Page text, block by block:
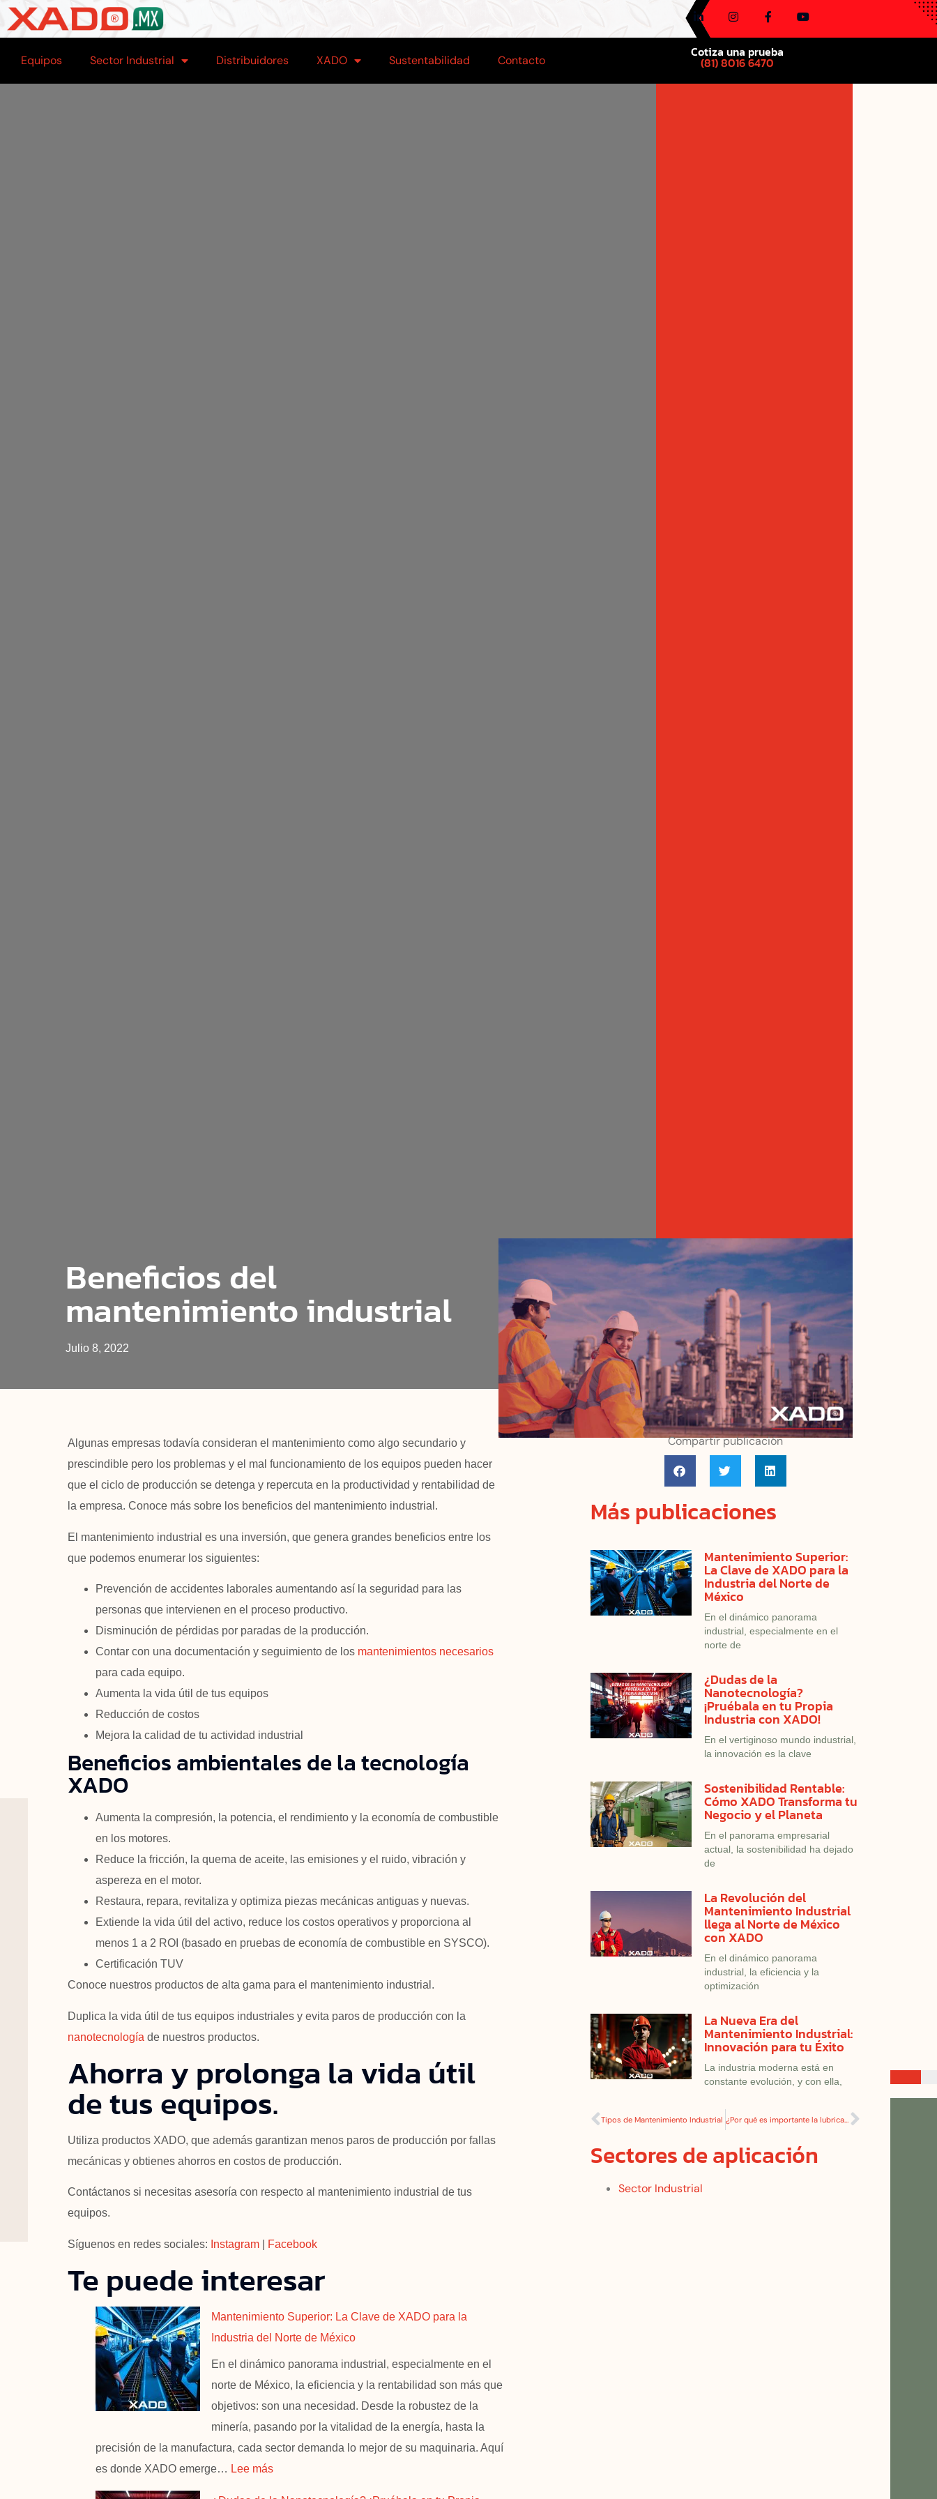
Equipos Sector Industrial Distribuidores XADO Sustentabilidad Contacto
Cotiza una prueba
(81) 8016 6470
Beneficios del
mantenimiento industrial
Julio 8, 2022
Algunas empresas todavía consideran el mantenimiento como algo secundario y
prescindible pero los problemas y el mal funcionamiento de los equipos pueden hacer
que el ciclo de producción se detenga y repercuta en la productividad y rentabilidad de
la empresa. Conoce más sobre los beneficios del mantenimiento industrial.
El mantenimiento industrial es una inversión, que genera grandes beneficios entre los
que podemos enumerar los siguientes:
Prevención de accidentes laborales aumentando así la seguridad para las
personas que intervienen en el proceso productivo.
Disminución de pérdidas por paradas de la producción.
Contar con una documentación y seguimiento de los mantenimientos necesarios
para cada equipo.
Aumenta la vida útil de tus equipos
Reducción de costos
Mejora la calidad de tu actividad industrial
Beneficios ambientales de la tecnología
XADO
Aumenta la compresión, la potencia, el rendimiento y la economía de combustible
en los motores.
Reduce la fricción, la quema de aceite, las emisiones y el ruido, vibración y
aspereza en el motor.
Restaura, repara, revitaliza y optimiza piezas mecánicas antiguas y nuevas.
Extiende la vida útil del activo, reduce los costos operativos y proporciona al
menos 1 a 2 ROI (basado en pruebas de economía de combustible en SYSCO).
Certificación TUV
Conoce nuestros productos de alta gama para el mantenimiento industrial.
Duplica la vida útil de tus equipos industriales y evita paros de producción con la
nanotecnología de nuestros productos.
Ahorra y prolonga la vida útil
de tus equipos.
Utiliza productos XADO, que además garantizan menos paros de producción por fallas
mecánicas y obtienes ahorros en costos de producción.
Contáctanos si necesitas asesoría con respecto al mantenimiento industrial de tus
equipos.
Síguenos en redes sociales: Instagram| Facebook
Te puede interesar
Mantenimiento Superior: La Clave de XADO para la
Industria del Norte de México
En el dinámico panorama industrial, especialmente en el
norte de México, la eficiencia y la rentabilidad son más que
objetivos: son una necesidad. Desde la robustez de la
minería, pasando por la vitalidad de la energía, hasta la
precisión de la manufactura, cada sector demanda lo mejor de su maquinaria. Aquí
es donde XADO emerge… Lee más
Compartir publicación
Más publicaciones
Mantenimiento Superior:
La Clave de XADO para la
Industria del Norte de
México
En el dinámico panorama
industrial, especialmente en el
norte de
¿Dudas de la
Nanotecnología?
¡Pruébala en tu Propia
Industria con XADO!
En el vertiginoso mundo industrial,
la innovación es la clave
Sostenibilidad Rentable:
Cómo XADO Transforma tu
Negocio y el Planeta
En el panorama empresarial
actual, la sostenibilidad ha dejado
de
La Revolución del
Mantenimiento Industrial
llega al Norte de México
con XADO
En el dinámico panorama
industrial, la eficiencia y la
optimización
La Nueva Era del
Mantenimiento Industrial:
Innovación para tu Éxito
La industria moderna está en
constante evolución, y con ella,
Tipos de Mantenimiento Industrial ¿Por qué es importante la lubricación en la maquinaria industrial?
Sectores de aplicación
Sector Industrial